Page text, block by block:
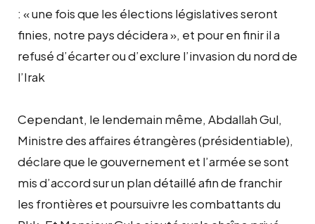
: « une fois que les élections législatives seront
finies, notre pays décidera », et pour en finir il a
refusé d’écarter ou d’exclure l’invasion du nord de
l’Irak
Cependant, le lendemain même, Abdallah Gul,
Ministre des affaires étrangères (présidentiable),
déclare que le gouvernement et l’armée se sont
mis d’accord sur un plan détaillé afin de franchir
les frontières et poursuivre les combattants du